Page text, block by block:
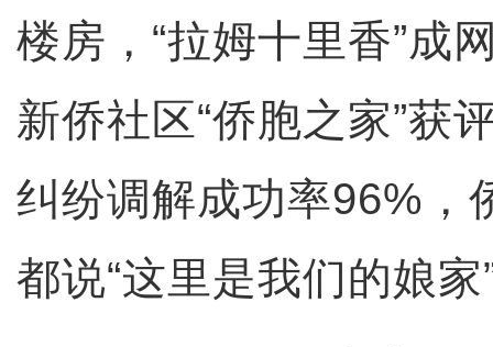
楼房，“拉姆十里香”成
新侨社区“侨胞之家”获
纠纷调解成功率96%，
都说“这里是我们的娘家